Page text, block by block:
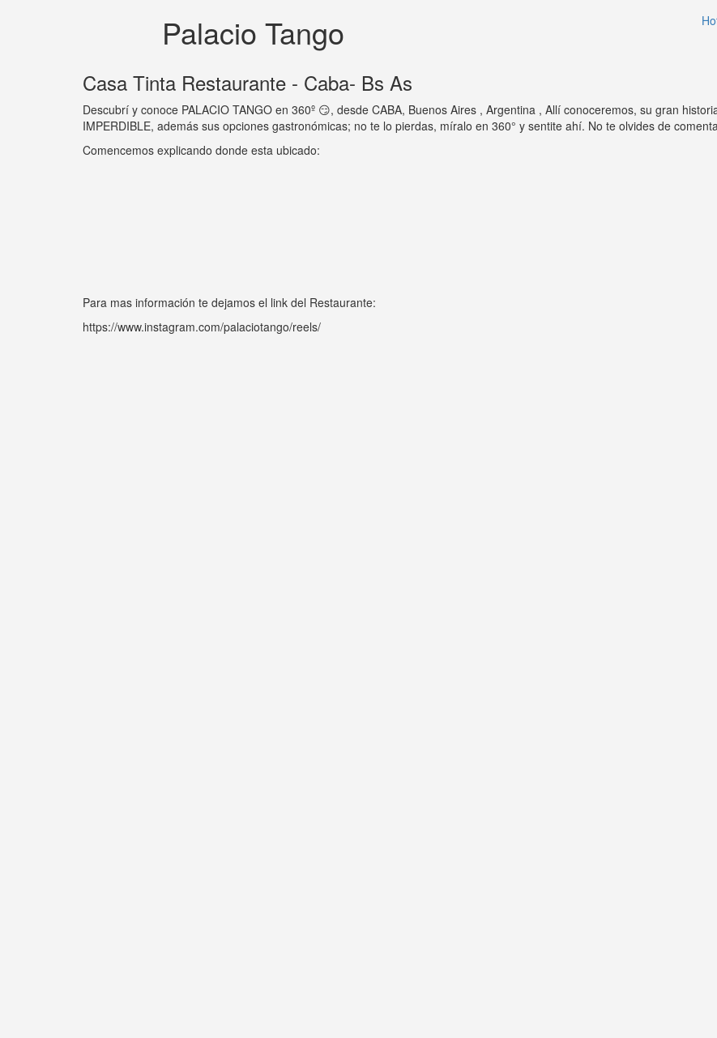
Palacio Tango
Casa Tinta Restaurante - Caba- Bs As
Descubrí y conoce PALACIO TANGO en 360º 😏, desde CABA, Buenos Aires , Argentina , Allí conoceremos, su gran
IMPERDIBLE, además sus opciones gastronómicas; no te lo pierdas, míralo en 360° y sentite ahí. No te olvides de
Comencemos explicando donde esta ubicado:
Para mas información te dejamos el link del Restaurante:
https://www.instagram.com/palaciotango/reels/